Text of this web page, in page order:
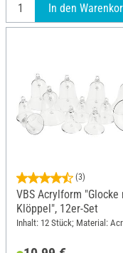
In den
(3)
VBS Acrylform "Glocke
Klöppel", 12er-Set
Inhalt: 12 Stück; Material: